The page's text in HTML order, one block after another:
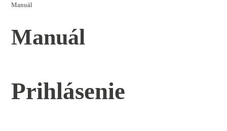
Manuál
Manuál
Prihlásenie